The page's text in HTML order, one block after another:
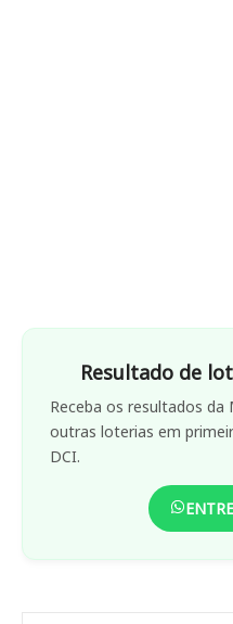
Resultado de
Receba os resultados da
outras loterias em
DCI.